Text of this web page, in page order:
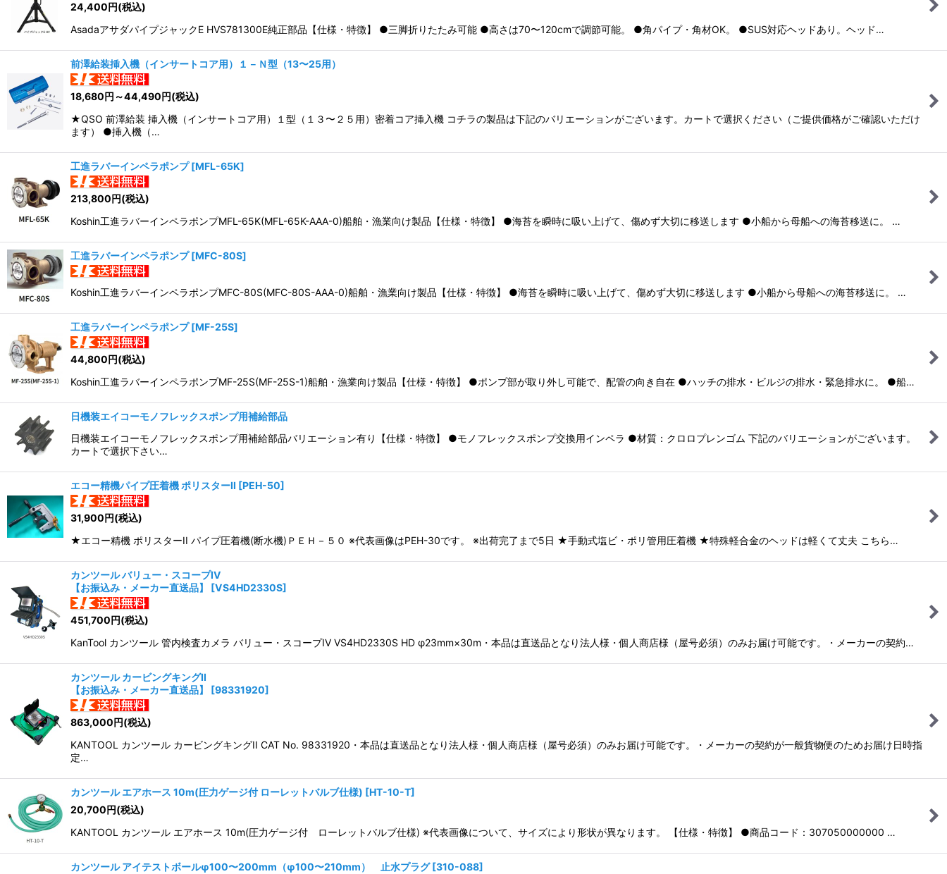
24,400円(税込)
AsadaアサダパイプジャックE HVS781300E純正部品【仕様・特徴】 ●三脚折りたたみ可能 ●高さは70〜120cmで調節可能。 ●角パイプ・角材OK。 ●SUS対応ヘッドあり。ヘッド…
前澤給装挿入機（インサートコア用）１－Ｎ型（13〜25用）
18,680円 ～44,490円(税込)
★QSO 前澤給装 挿入機（インサートコア用）１型（１３〜２５用）密着コア挿入機 コチラの製品は下記のバリエーションがございます。カートで選択ください（ご提供価格がご確認いただけ
ます） ●挿入機（…
工進ラバーインペラポンプ [MFL-65K]
213,800円(税込)
Koshin工進ラバーインペラポンプMFL-65K(MFL-65K-AAA-0)船舶・漁業向け製品【仕様・特徴】 ●海苔を瞬時に吸い上げて、傷めず大切に移送します ●小船から母船への海苔移送に。 …
工進ラバーインペラポンプ [MFC-80S]
Koshin工進ラバーインペラポンプMFC-80S(MFC-80S-AAA-0)船舶・漁業向け製品【仕様・特徴】 ●海苔を瞬時に吸い上げて、傷めず大切に移送します ●小船から母船への海苔移送に。 …
工進ラバーインペラポンプ [MF-25S]
44,800円(税込)
Koshin工進ラバーインペラポンプMF-25S(MF-25S-1)船舶・漁業向け製品【仕様・特徴】 ●ポンプ部が取り外し可能で、配管の向き自在 ●ハッチの排水・ビルジの排水・緊急排水に。 ●船…
日機装エイコーモノフレックスポンプ用補給部品
日機装エイコーモノフレックスポンプ用補給部品バリエーション有り【仕様・特徴】 ●モノフレックスポンプ交換用インペラ ●材質：クロロプレンゴム 下記のバリエーションがございます。
カートで選択下さい…
エコー精機パイプ圧着機 ポリスターII [PEH-50]
31,900円(税込)
★エコー精機 ポリスターII パイプ圧着機(断水機)ＰＥＨ－５０ ※代表画像はPEH-30です。 ※出荷完了まで5日 ★手動式塩ビ・ポリ管用圧着機 ★特殊軽合金のヘッドは軽くて丈夫 こちら…
カンツール バリュー・スコープIV
【お振込み・メーカー直送品】
[VS4HD2330S]
451,700円(税込)
KanTool カンツール 管内検査カメラ バリュー・スコープIV VS4HD2330S HD φ23mm×30m・本品は直送品となり法人様・個人商店様（屋号必須）のみお届け可能です。・メーカーの契約…
カンツール カービングキングII
【お振込み・メーカー直送品】
[98331920]
863,000円(税込)
KANTOOL カンツール カービングキングII CAT No. 98331920・本品は直送品となり法人様・個人商店様（屋号必須）のみお届け可能です。・メーカーの契約が一般貨物便のためお届け日時指
定…
カンツール エアホース 10m(圧力ゲージ付 ローレットバルブ仕様) [HT-10-T]
20,700円(税込)
KANTOOL カンツール エアホース 10m(圧力ゲージ付 ローレットバルブ仕様) ※代表画像について、サイズにより形状が異なります。 【仕様・特徴】 ●商品コード：307050000000 …
カンツール アイテストボールφ100〜200mm（φ100〜210mm） 止水プラグ [310-088]